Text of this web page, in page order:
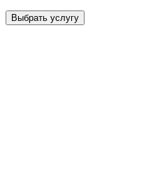
Выбрать услугу